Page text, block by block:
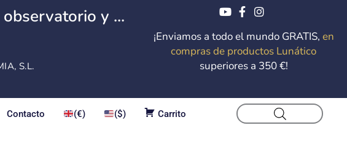
y ...
S.L.
¡Enviamos a todo el mundo GRATIS, en
compras de productos Lunático
superiores a 350 €!
Contacto (€) ($) Carrito